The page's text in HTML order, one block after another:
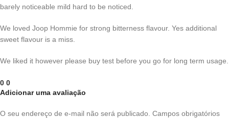
barely noticeable mild hard to be noticed.
We loved Joop Hommie for strong bitterness flavour. Yes additional
sweet flavour is a miss.
We liked it however please buy test before you go for long term usage.
0 0
Adicionar uma avaliação
O seu endereço de e-mail não será publicado. Campos obrigatórios